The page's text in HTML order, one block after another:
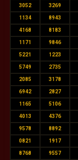
3052 3269
1134 8943
4168 8183
1171 9846
5221 1223
5749 2735
2085 3178
6942 2827
1165 5106
4013 4376
9578 8892
0821 1917
8768 9557